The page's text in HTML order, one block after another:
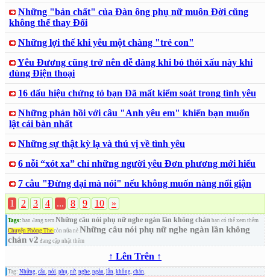
Những "bản chất" của Đàn ông phụ nữ muôn Đời cũng
không thể thay Đổi
Những lợi thế khi yêu một chàng "trẻ con"
Yêu Đương cũng trở nên dễ dàng khi bỏ thói xấu này khi
dùng Điện thoại
16 dấu hiệu chứng tỏ bạn Đã mất kiểm soát trong tình yêu
Những phản hồi với câu "Anh yêu em" khiến bạn muốn
lật cái bàn nhất
Những sự thật kỳ lạ và thú vị về tình yêu
6 nỗi “xót xa” chỉ những người yêu Đơn phương mới hiểu
7 câu "Đừng dại mà nói" nếu không muốn nàng nổi giận
1
2 3 4 ... 8 9 10 »
Tags: bạn đang xem Những câu nói phụ nữ nghe ngàn lần không chán bạn có thể xem thêm
Chuyện Phòng The còn nữa nè Những câu nói phụ nữ nghe ngàn lần không
chán v2 đang cập nhật thêm
↑ Lên Trên ↑
Tag: Những, câu, nói, phụ, nữ, nghe, ngàn, lần, không, chán,